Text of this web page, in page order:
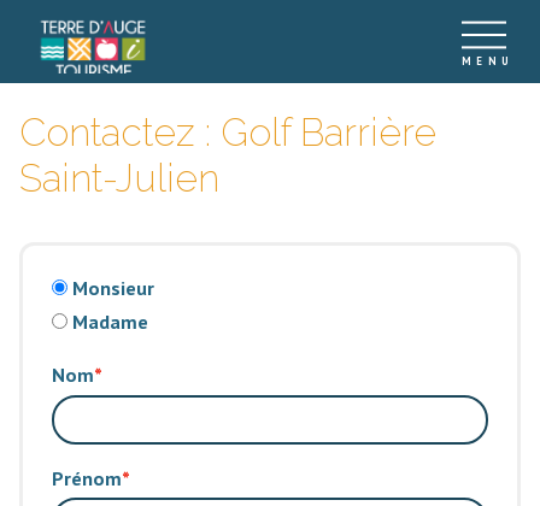
Contactez : Golf Barrière
Saint-Julien
Monsieur
Madame
Nom
Prénom